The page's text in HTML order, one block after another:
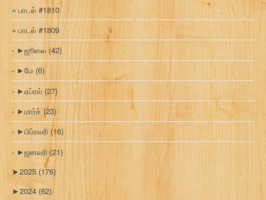
பாடல் #1810
பாடல் #1809
►ஜூலை (42)
►மே (6)
►ஏப்ரல் (27)
►மார்ச் (23)
►பிப்ரவரி (16)
►ஜனவரி(21)
►2025 (176)
►2024 (62)